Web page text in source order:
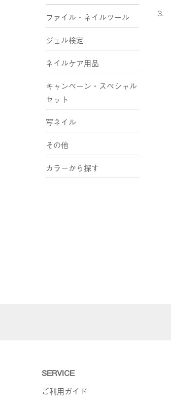
ファイル・ネイルツール
ジェル検定
ネイルケア用品
キャンペーン・スペシャル
セット
写ネイル
その他
カラーから探す
SERVICE
ご利用ガイド